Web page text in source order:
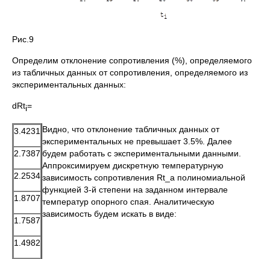
Рис.9
Определим отклонение сопротивления (%), определяемого
из табличных данных от сопротивления, определяемого из
экспериментальных данных:
dRti=
3.4231
2.7387
2.2534
1.8707
1.7587
1.4982
Видно, что отклонение табличных данных от
экспериментальных не превышает 3.5%. Далее
будем работать с экспериментальными данными.
Аппроксимируем дискретную температурную
зависимость сопротивления Rt_a полиномиальной
функцией 3-й степени на заданном интервале
температур опорного спая. Аналитическую
зависимость будем искать в виде: